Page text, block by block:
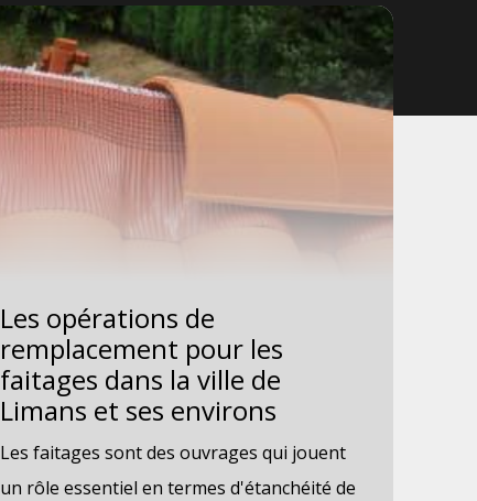
Les opérations de
remplacement pour les
faitages dans la ville de
Limans et ses environs
Les faitages sont des ouvrages qui jouent
un rôle essentiel en termes d'étanchéité de